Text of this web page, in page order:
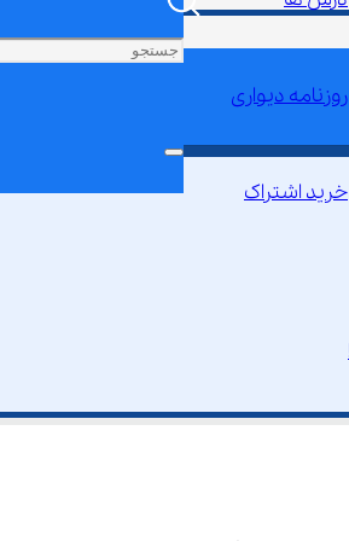
روزنامه دیواری
خرید اشتراک